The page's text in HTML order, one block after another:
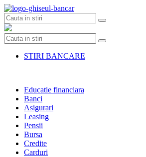
Skip
to
content
STIRI BANCARE
Educatie financiara
Banci
Asigurari
Leasing
Pensii
Bursa
Credite
Carduri